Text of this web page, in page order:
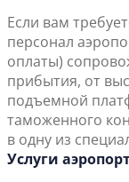
Если вам
персонал
оплаты)
прибытия, от
подъемной
таможенного
в одну из
Услуги